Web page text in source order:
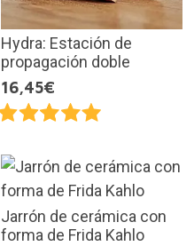
Hydra: Estación de
propagación doble
16,45€
Jarrón de cerámica con
forma de Frida Kahlo